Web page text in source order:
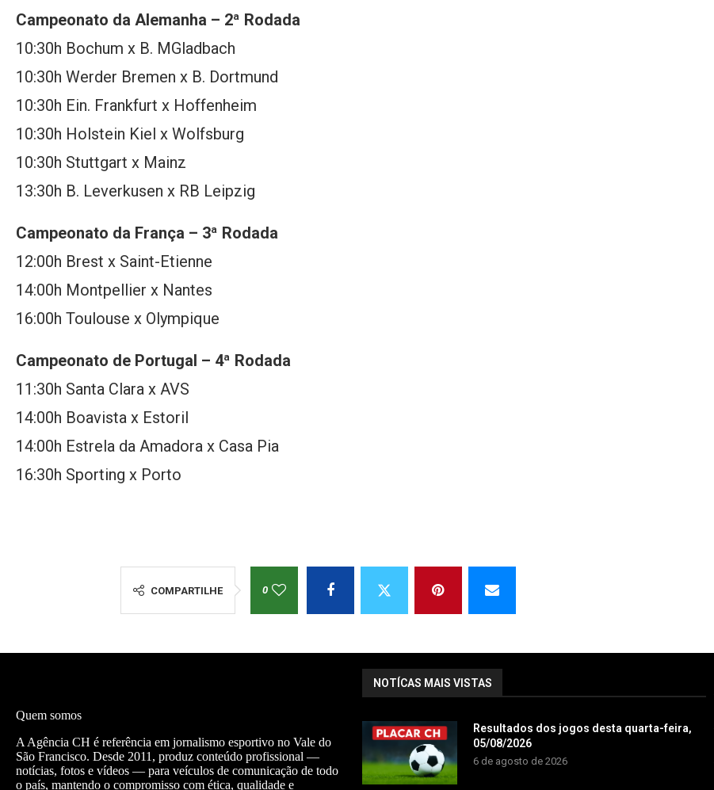
Campeonato da Alemanha – 2ª Rodada
10:30h Bochum x B. MGladbach
10:30h Werder Bremen x B. Dortmund
10:30h Ein. Frankfurt x Hoffenheim
10:30h Holstein Kiel x Wolfsburg
10:30h Stuttgart x Mainz
13:30h B. Leverkusen x RB Leipzig
Campeonato da França – 3ª Rodada
12:00h Brest x Saint-Etienne
14:00h Montpellier x Nantes
16:00h Toulouse x Olympique
Campeonato de Portugal – 4ª Rodada
11:30h Santa Clara x AVS
14:00h Boavista x Estoril
14:00h Estrela da Amadora x Casa Pia
16:30h Sporting x Porto
COMPARTILHE 0
Quem somos
A Agência CH é referência em jornalismo esportivo no Vale do
São Francisco. Desde 2011, produz conteúdo profissional —
notícias, fotos e vídeos — para veículos de comunicação de todo
o país, mantendo o compromisso com ética, qualidade e
NOTÍCAS MAIS VISTAS
Resultados dos jogos desta quarta-feira,
05/08/2026
6 de agosto de 2026